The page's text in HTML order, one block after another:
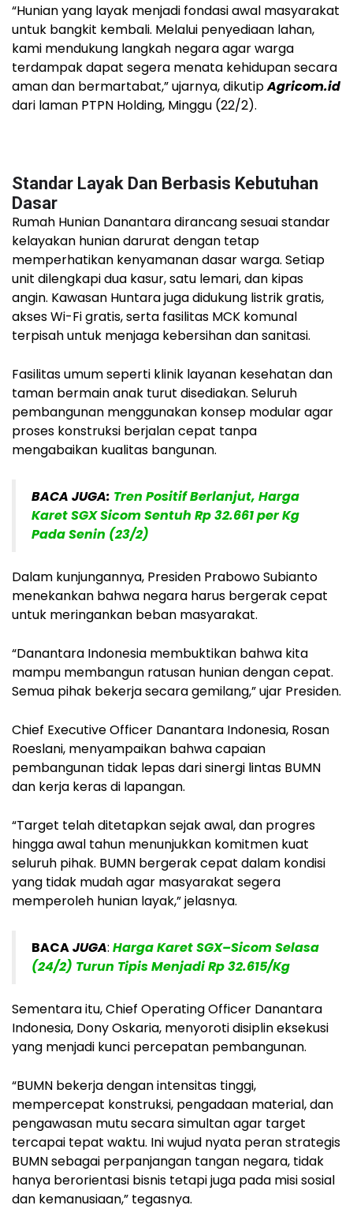
“Hunian yang layak menjadi fondasi awal masyarakat
untuk bangkit kembali. Melalui penyediaan lahan,
kami mendukung langkah negara agar warga
terdampak dapat segera menata kehidupan secara
aman dan bermartabat,” ujarnya, dikutipAgricom.id
dari laman PTPN Holding, Minggu (22/2).
Standar Layak Dan Berbasis Kebutuhan
Dasar
Rumah Hunian Danantara dirancang sesuai standar
kelayakan hunian darurat dengan tetap
memperhatikan kenyamanan dasar warga. Setiap
unit dilengkapi dua kasur, satu lemari, dan kipas
angin. Kawasan Huntara juga didukung listrik gratis,
akses Wi-Fi gratis, serta fasilitas MCK komunal
terpisah untuk menjaga kebersihan dan sanitasi.
Fasilitas umum seperti klinik layanan kesehatan dan
taman bermain anak turut disediakan. Seluruh
pembangunan menggunakan konsep modular agar
proses konstruksi berjalan cepat tanpa
mengabaikan kualitas bangunan.
BACA JUGA: Tren Positif Berlanjut, Harga
Karet SGX Sicom Sentuh Rp 32.661 per Kg
Pada Senin (23/2)
Dalam kunjungannya, Presiden Prabowo Subianto
menekankan bahwa negara harus bergerak cepat
untuk meringankan beban masyarakat.
“Danantara Indonesia membuktikan bahwa kita
mampu membangun ratusan hunian dengan cepat.
Semua pihak bekerja secara gemilang,” ujar Presiden.
Chief Executive Officer Danantara Indonesia, Rosan
Roeslani, menyampaikan bahwa capaian
pembangunan tidak lepas dari sinergi lintas BUMN
dan kerja keras di lapangan.
“Target telah ditetapkan sejak awal, dan progres
hingga awal tahun menunjukkan komitmen kuat
seluruh pihak. BUMN bergerak cepat dalam kondisi
yang tidak mudah agar masyarakat segera
memperoleh hunian layak,” jelasnya.
BACAJUGA: Harga Karet SGX–Sicom Selasa
(24/2) Turun Tipis Menjadi Rp 32.615/Kg
Sementara itu, Chief Operating Officer Danantara
Indonesia, Dony Oskaria, menyoroti disiplin eksekusi
yang menjadi kunci percepatan pembangunan.
“BUMN bekerja dengan intensitas tinggi,
mempercepat konstruksi, pengadaan material, dan
pengawasan mutu secara simultan agar target
tercapai tepat waktu. Ini wujud nyata peran strategis
BUMN sebagai perpanjangan tangan negara, tidak
hanya berorientasi bisnis tetapi juga pada misi sosial
dan kemanusiaan,” tegasnya.